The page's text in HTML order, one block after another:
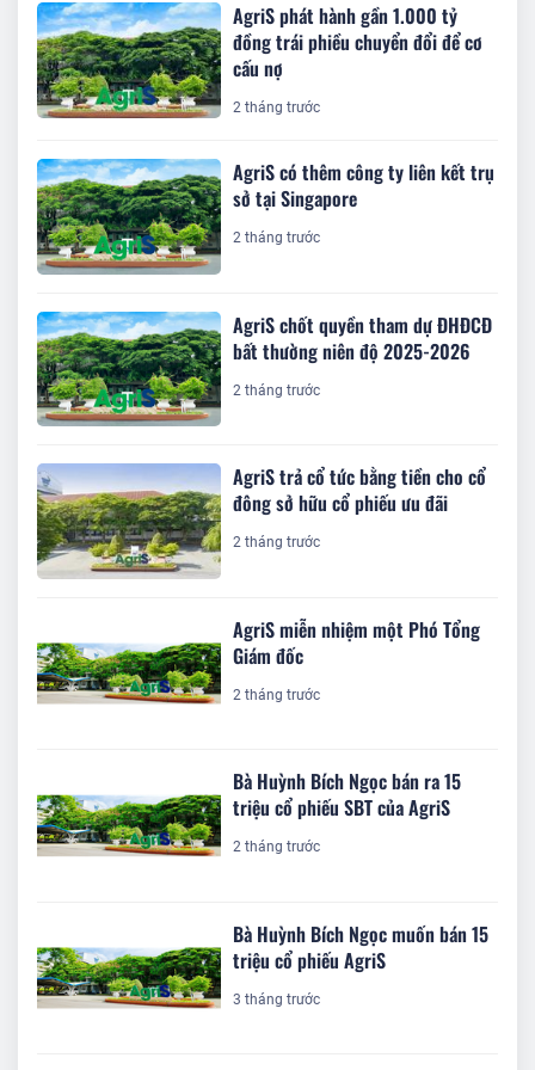
AgriS phát hành gần 1.000 tỷ
đồng trái phiều chuyển đổi để cơ
cấu nợ
2 tháng trước
AgriS có thêm công ty liên kết trụ
sở tại Singapore
2 tháng trước
AgriS chốt quyền tham dự ĐHĐCĐ
bất thường niên độ 2025-2026
2 tháng trước
AgriS trả cổ tức bằng tiền cho cổ
đông sở hữu cổ phiếu ưu đãi
2 tháng trước
AgriS miễn nhiệm một Phó Tổng
Giám đốc
2 tháng trước
Bà Huỳnh Bích Ngọc bán ra 15
triệu cổ phiếu SBT của AgriS
2 tháng trước
Bà Huỳnh Bích Ngọc muốn bán 15
triệu cổ phiếu AgriS
3 tháng trước